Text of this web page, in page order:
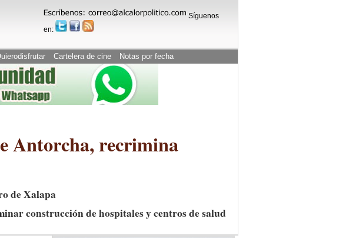
Síguenos
en:
Cartelera de cine Notas por fecha
Antorcha, recrimina
de Xalapa
construcción de hospitales y centros de salud